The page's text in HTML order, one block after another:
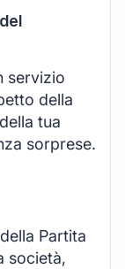
servizio
della
tua
sorprese.
Partita
società,